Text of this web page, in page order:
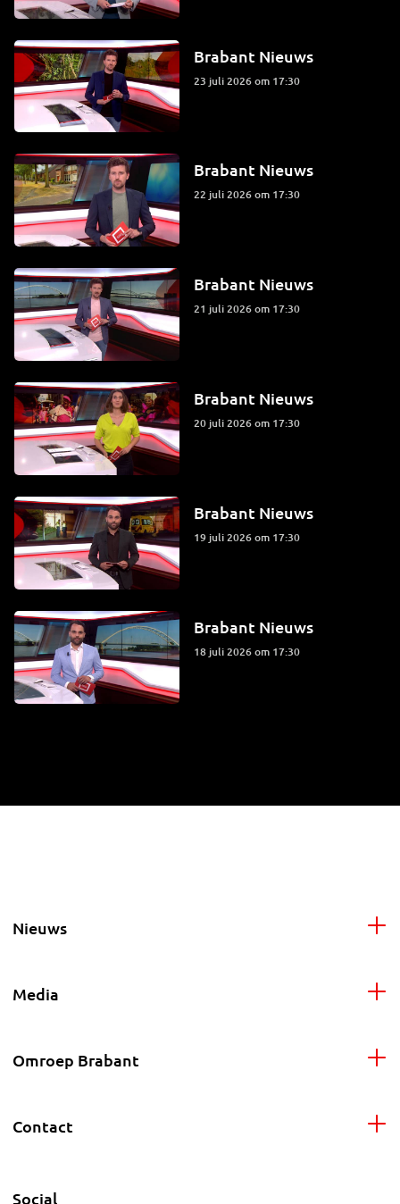
Brabant Nieuws
23 juli 2026 om 17:30
Brabant Nieuws
22 juli 2026 om 17:30
Brabant Nieuws
21 juli 2026 om 17:30
Brabant Nieuws
20 juli 2026 om 17:30
Brabant Nieuws
19 juli 2026 om 17:30
Brabant Nieuws
18 juli 2026 om 17:30
Nieuws
Media
Omroep Brabant
Contact
Social